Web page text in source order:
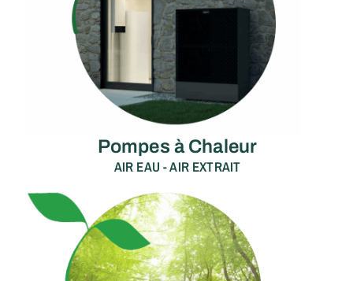
Pompes à Chaleur
AIR EAU - AIR EXTRAIT